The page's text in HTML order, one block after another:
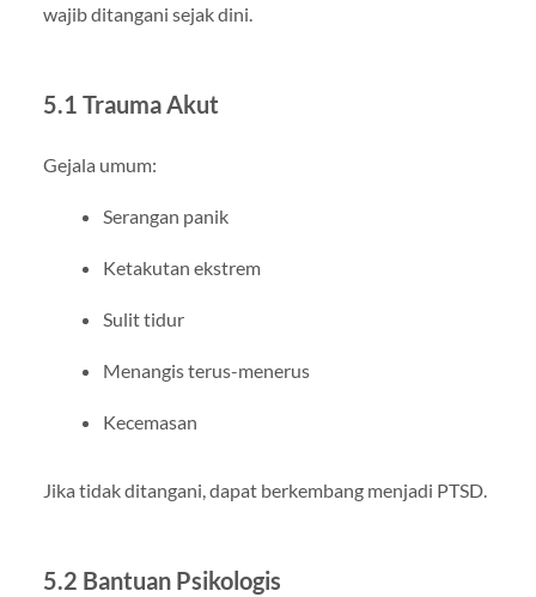
wajib ditangani sejak dini.
5.1 Trauma Akut
Gejala umum:
Serangan panik
Ketakutan ekstrem
Sulit tidur
Menangis terus-menerus
Kecemasan
Jika tidak ditangani, dapat berkembang menjadi PTSD.
5.2 Bantuan Psikologis